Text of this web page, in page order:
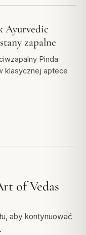
Ayurvedic
zapalne
Pinda
klasycznej aptece
of Vedas
aby kontynuować